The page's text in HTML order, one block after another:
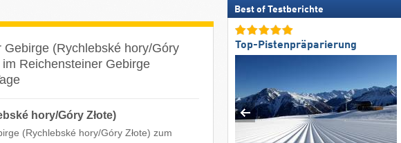
(Rychlebské hory/​Góry
Reichensteiner Gebirge
hory/​Góry Złote)
(Rychlebské hory/​Góry Złote) zum
Best of Testberichte
Top-Pistenpräparierung